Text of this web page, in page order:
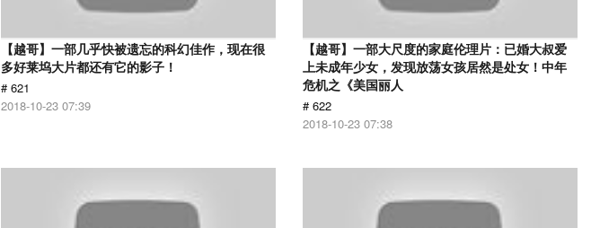
【越哥】一部几乎快被遗忘的科幻佳作，现在很
多好莱坞大片都还有它的影子！
# 621
2018-10-23 07:39
【越哥】一部大尺度的家庭伦理片：已婚大叔爱
上未成年少女，发现放荡女孩居然是处女！中年
危机之《美国丽人
# 622
2018-10-23 07:38